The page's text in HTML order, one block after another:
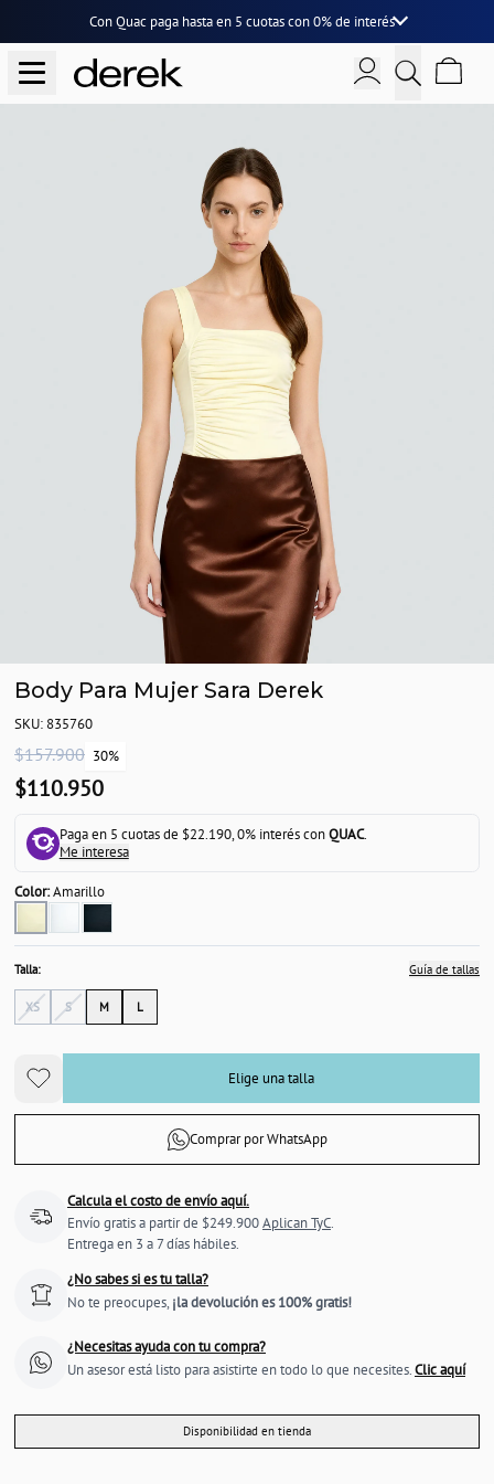
Con Quac paga hasta en 5 cuotascon0% de interés
Body Para Mujer Sara Derek
SKU: 835760
$157.900 30%
$110.950
Paga en 5 cuotas de $22.190, 0% interés conQUAC.
Me interesa
Color:Amarillo
Talla: Guía de tallas
XS S M L
Elige una talla
Comprar por WhatsApp
Calcula el costo de envío aquí.
Envío gratis a partir de $249.900Aplican TyC.
Entrega en 3 a 7 días hábiles.
¿No sabes si es tu talla?
No te preocupes, ¡la devolución es 100% gratis!
¿Necesitas ayuda con tu compra?
Un asesor está listo para asistirte en todo lo que necesites.Clic aquí
Disponibilidad en tienda